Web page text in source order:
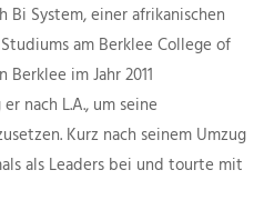
System, einer afrikanischen
am Berklee College of
im Jahr 2011
nach L.A., um seine
Kurz nach seinem Umzug
als Leaders bei und tourte mit